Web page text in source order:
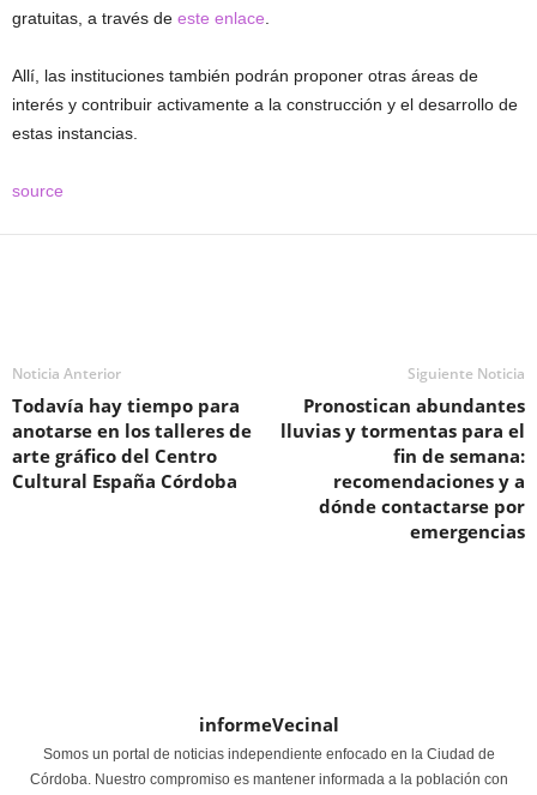
gratuitas, a través de este enlace
Allí, las instituciones también podrán proponer otras áreas de
interés y contribuir activamente a la construcción y el desarrollo de
estas instancias.
source
Noticia Anterior
Todavía hay tiempo para
anotarse en los talleres de
arte gráfico del Centro
Cultural España Córdoba
Siguiente Noticia
Pronostican abundantes
lluvias y tormentas para el
fin de semana:
recomendaciones y a
dónde contactarse por
emergencias
informeVecinal
Somos un portal de noticias independiente enfocado en la Ciudad de
Córdoba. Nuestro compromiso es mantener informada a la población con